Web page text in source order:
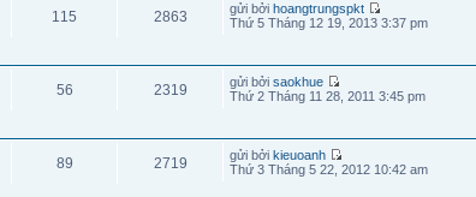
115 2863 gửi bởihoangtrungspkt
Thứ 5 Tháng 12 19, 2013 3:37 pm
56 2319 gửi bởisaokhue
Thứ 2 Tháng 11 28, 2011 3:45 pm
89 2719 gửi bởikieuoanh
Thứ 3 Tháng 5 22, 2012 10:42 am